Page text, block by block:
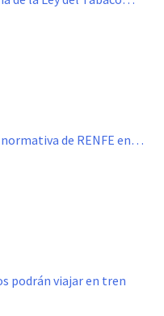
normativa de RENFE en…
podrán viajar en tren